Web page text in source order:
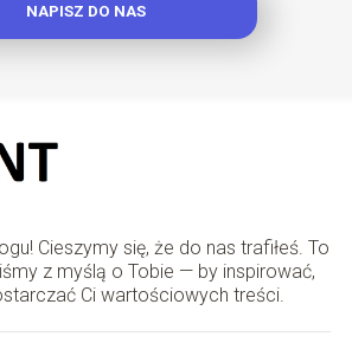
NAPISZ DO NAS
Cieszymy się, że do nas trafiłeś. To
z myślą o Tobie — by inspirować,
Ci wartościowych treści.